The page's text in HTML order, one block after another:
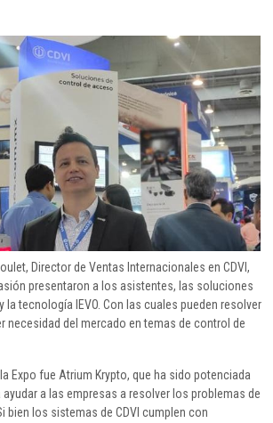
Director de Ventas Internacionales en CDVI,
presentaron a los asistentes, las soluciones
la tecnología IEVO. Con las cuales pueden resolver
necesidad del mercado en temas de control de
Expo fue Atrium Krypto, que ha sido potenciada
a las empresas a resolver los problemas de
bien los sistemas de CDVI cumplen con